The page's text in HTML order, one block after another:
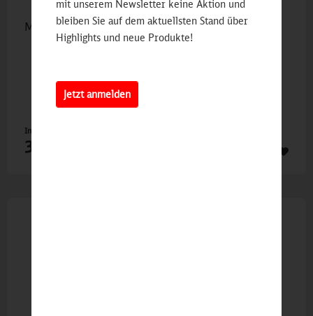
MAN Lion's City, PRIDE Bus
Inhalt
32,90 €
mit unserem Newsletter keine Aktion und
bleiben Sie auf dem aktuellsten Stand über
Highlights und neue Produkte!
Jetzt anmelden